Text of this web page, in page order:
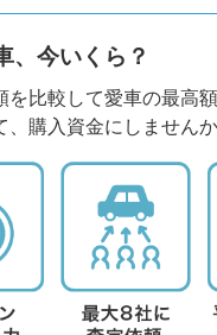
、今いくら？
を比較して愛車の最高
、購入資金にしません